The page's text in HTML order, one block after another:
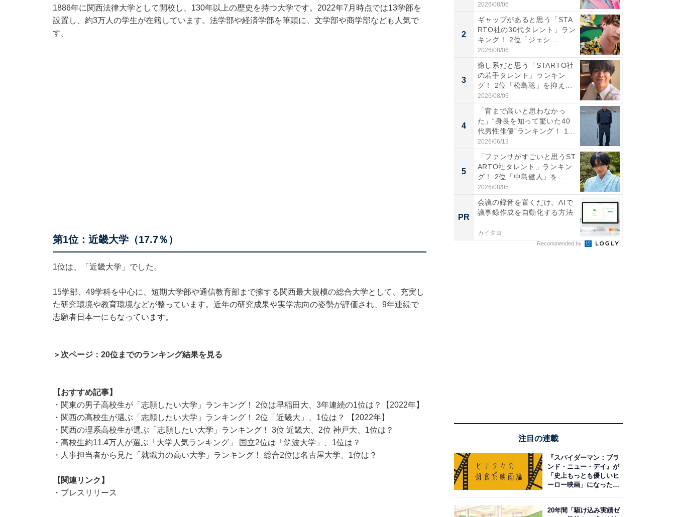
1886年に関西法律大学として開校し、130年以上の歴史を持つ大学です。2022年7月時点では13学部を
設置し、約3万人の学生が在籍しています。法学部や経済学部を筆頭に、文学部や商学部なども人気で
す。
第1位：近畿大学（17.7％）
1位は、「近畿大学」でした。
15学部、49学科を中心に、短期大学部や通信教育部まで擁する関西最大規模の総合大学として、充実し
た研究環境や教育環境などが整っています。近年の研究成果や実学志向の姿勢が評価され、9年連続で
志願者日本一にもなっています。
＞次ページ：20位までのランキング結果を見る
【おすすめ記事】
・ 関東の男子高校生が「志願したい大学」ランキング！ 2位は早稲田大、3年連続の1位は？【2022年】
・ 関西の高校生が選ぶ「志願したい大学」ランキング！ 2位「近畿大」、1位は？ 【2022年】
・ 関西の理系高校生が選ぶ「志願したい大学」ランキング！ 3位 近畿大、2位 神戸大、1位は？
・ 高校生約11.4万人が選ぶ「大学人気ランキング」 国立2位は「筑波大学」、1位は？
・ 人事担当者から見た「就職力の高い大学」ランキング！ 総合2位は名古屋大学、1位は？
【関連リンク】
・ プレスリリース
2026/08/06
2
ギャップがあると思う「STA
RTO社の30代タレント」ラン
キング！ 2位「ジェシ...
2026/08/06
3
癒し系だと思う「STARTO社
の若手タレント」ランキン
グ！ 2位「松島聡」を抑え...
2026/08/05
4
「背まで高いと思わなかっ
た」“身長を知って驚いた40
代男性俳優”ランキング！ 1...
2026/06/13
5
「ファンサがすごいと思うST
ARTO社タレント」ランキン
グ！ 2位「中島健人」を...
2026/08/05
PR
会議の録音を置くだけ。AIで
議事録作成を自動化する方法
カイタヨ
Recommended by
注目の連載
『スパイダーマン：ブラ
ンド・ニュー・デイ』が
「史上もっとも優しいヒ
ーロー映画」になった理
20年間「駆け込み実績ゼ